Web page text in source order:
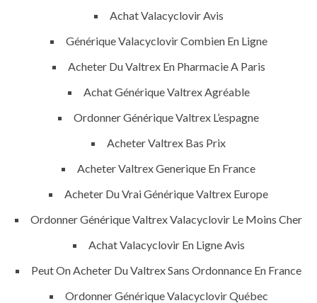
Achat Valacyclovir Avis
Générique Valacyclovir Combien En Ligne
Acheter Du Valtrex En Pharmacie A Paris
Achat Générique Valtrex Agréable
Ordonner Générique Valtrex L’espagne
Acheter Valtrex Bas Prix
Acheter Valtrex Generique En France
Acheter Du Vrai Générique Valtrex Europe
Ordonner Générique Valtrex Valacyclovir Le Moins Cher
Achat Valacyclovir En Ligne Avis
Peut On Acheter Du Valtrex Sans Ordonnance En France
Ordonner Générique Valacyclovir Québec
ANJAD
success is a project that is always under
construction. We build and deliver your
QUICK LINKS